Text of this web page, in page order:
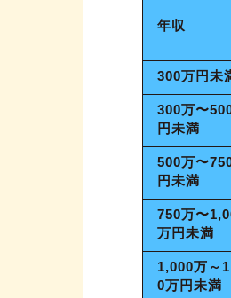
年収
300万円未
300万〜
円未満
500万〜
円未満
750万〜
万円未満
1,000万～
0万円未満